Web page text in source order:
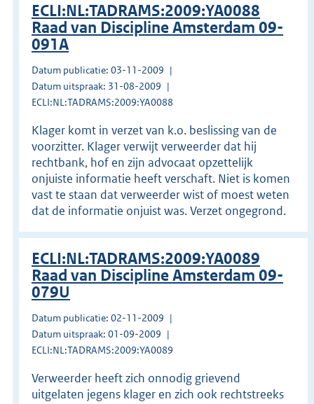
ECLI:NL:TADRAMS:2009:YA0088
Raad van Discipline Amsterdam 09-
091A
Datum publicatie: 03-11-2009
Datum uitspraak: 31-08-2009
ECLI:NL:TADRAMS:2009:YA0088
Klager komt in verzet van k.o. beslissing van de
voorzitter. Klager verwijt verweerder dat hij
rechtbank, hof en zijn advocaat opzettelijk
onjuiste informatie heeft verschaft. Niet is komen
vast te staan dat verweerder wist of moest weten
dat de informatie onjuist was. Verzet ongegrond.
ECLI:NL:TADRAMS:2009:YA0089
Raad van Discipline Amsterdam 09-
079U
Datum publicatie: 02-11-2009
Datum uitspraak: 01-09-2009
ECLI:NL:TADRAMS:2009:YA0089
Verweerder heeft zich onnodig grievend
uitgelaten jegens klager en zich ook rechtstreeks